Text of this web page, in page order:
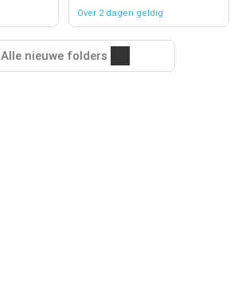
Over 2 dagen geldig
Alle nieuwe folders